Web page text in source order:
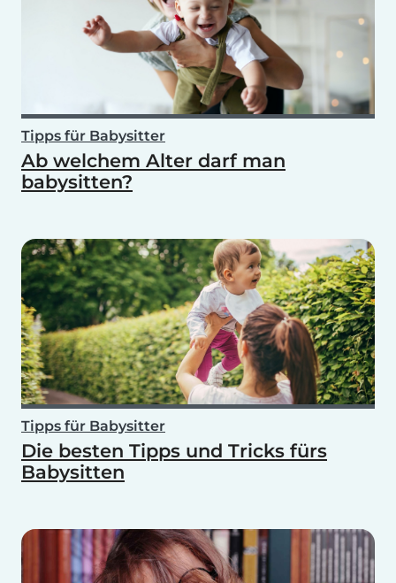
Tipps für Babysitter
Ab welchem Alter darf man
babysitten?
Tipps für Babysitter
Die besten Tipps und Tricks fürs
Babysitten